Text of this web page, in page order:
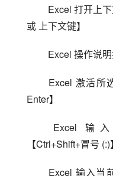
或 上下文键】
Excel 操作说
Enter】
【Ctrl+Shift+冒号 (:)】